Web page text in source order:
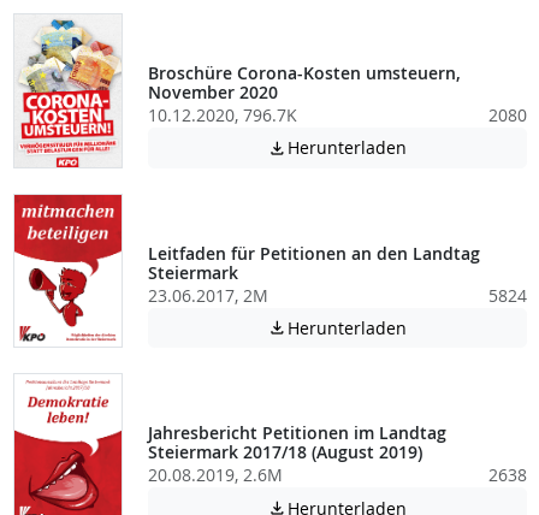
Broschüre Corona-Kosten umsteuern,
November 2020
10.12.2020, 796.7K
2080
 Herunterladen
Leitfaden für Petitionen an den Landtag
Steiermark
23.06.2017, 2M
5824
 Herunterladen
Jahresbericht Petitionen im Landtag
Steiermark 2017/18 (August 2019)
20.08.2019, 2.6M
2638
 Herunterladen